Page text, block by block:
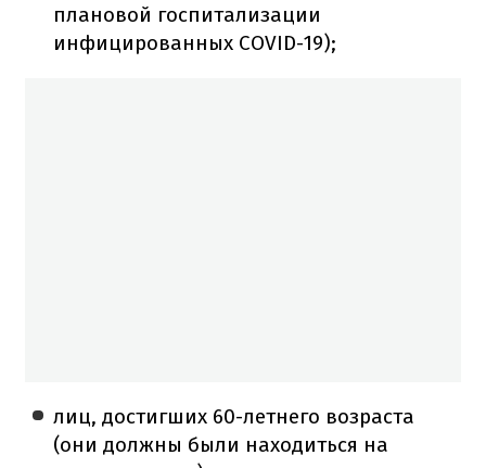
плановой госпитализации
инфицированных COVID-19);
лиц, достигших 60-летнего возраста
(они должны были находиться на